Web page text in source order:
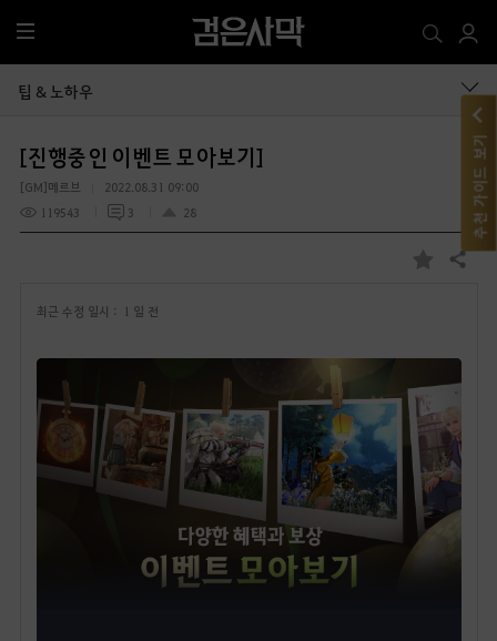
전
체
메
팁 & 노하우
[진행중인 이벤트 모아보기]
[GM]메르브
2022.08.31 09:00
119543
3 28
즐
공유하기
최근 수정 일시 : 1 일 전
추천 가이드 보기